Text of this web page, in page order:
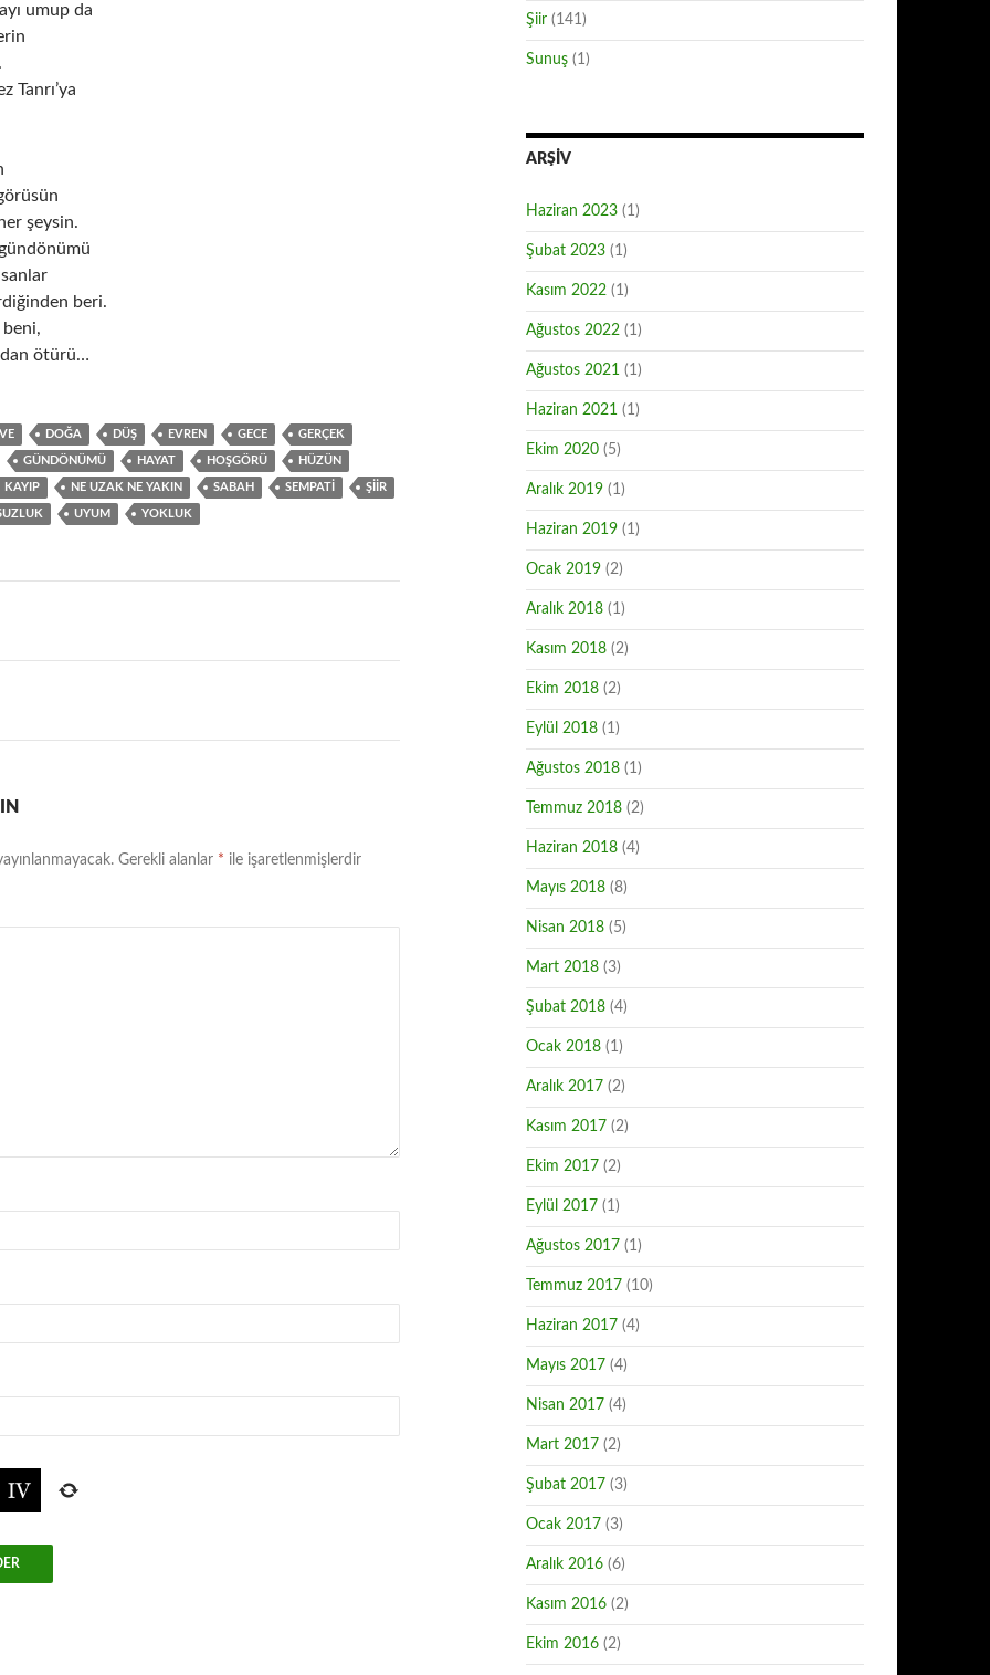
umup da
Tanrı’ya
şeysin.
beri.
beni,
ötürü…
DOĞA DÜŞ EVREN GECE GERÇEK
GÜNDÖNÜMÜ HAYAT HOŞGÖRÜ HÜZÜN
KAYIP NE UZAK NE YAKIN SABAH SEMPATI ŞIIR
UYUM YOKLUK
Gerekli alanlar * ile işaretlenmişlerdir
Şiir (141)
Sunuş (1)
ARŞIV
Haziran 2023 (1)
Şubat 2023 (1)
Kasım 2022 (1)
Ağustos 2022 (1)
Ağustos 2021 (1)
Haziran 2021 (1)
Ekim 2020 (5)
Aralık 2019 (1)
Haziran 2019 (1)
Ocak 2019 (2)
Aralık 2018 (1)
Kasım 2018 (2)
Ekim 2018 (2)
Eylül 2018 (1)
Ağustos 2018 (1)
Temmuz 2018 (2)
Haziran 2018 (4)
Mayıs 2018 (8)
Nisan 2018 (5)
Mart 2018 (3)
Şubat 2018 (4)
Ocak 2018 (1)
Aralık 2017 (2)
Kasım 2017 (2)
Ekim 2017 (2)
Eylül 2017 (1)
Ağustos 2017 (1)
Temmuz 2017 (10)
Haziran 2017 (4)
Mayıs 2017 (4)
Nisan 2017 (4)
Mart 2017 (2)
Şubat 2017 (3)
Ocak 2017 (3)
Aralık 2016 (6)
Kasım 2016 (2)
Ekim 2016 (2)